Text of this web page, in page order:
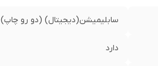
سابلیمیشن(دیجیتال) (دو رو چاپ)
دارد